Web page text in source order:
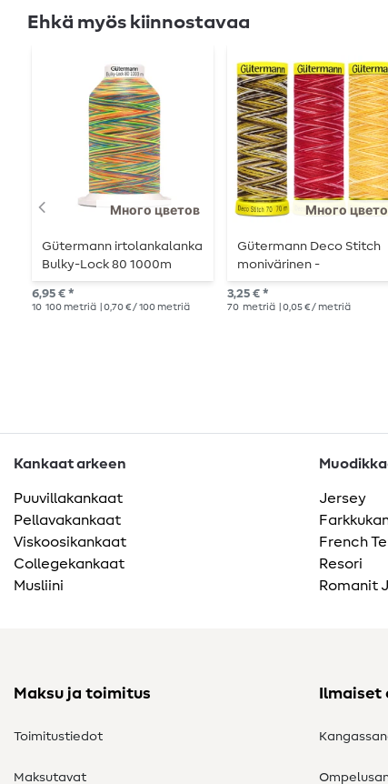
Ehkä myös kiinnostavaa
Много цветов
Gütermann irtolankalanka
Bulky-Lock 80 1000m
monivärinen
6,95 € *
10 100 metriä | 0,70 € / 100 metriä
Много
Gütermann Deco Stitch
monivärinen -
Koristeompelulanka -
70m
3,25 € *
70 metriä | 0,05 € / metriä
Kankaat arkeen
Puuvillakankaat
Pellavakankaat
Viskoosikankaat
Collegekankaat
Musliini
Jersey
French
Resori
Romanit
Maksu ja toimitus
Toimitustiedot
Maksutavat